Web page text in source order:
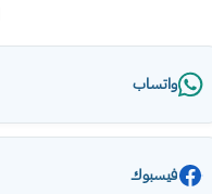
واتساب
فيسبوك